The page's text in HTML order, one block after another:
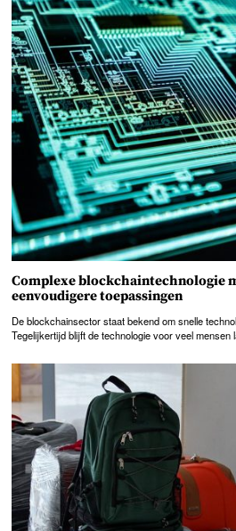
Complexe blockchaintechnologie
eenvoudigere toepassingen
De blockchainsector staat bekend om snelle
Tegelijkertijd blijft de technologie voor veel mensen